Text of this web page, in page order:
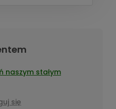
naszym stałym
się